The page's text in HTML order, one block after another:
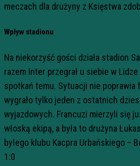
meczach dla drużyny z Księstwa
Wpływ stadionu
Na niekorzyść gości działa stadion
razem Inter przegrał u siebie w
spotkań temu. Sytuacji nie poprawia
wygrało tylko jeden z ostatnich
wyjazdowych. Francuzi mierzyli się
włoską ekipą, a była to drużyna
byłego klubu Kacpra Urbańskiego –
1:0